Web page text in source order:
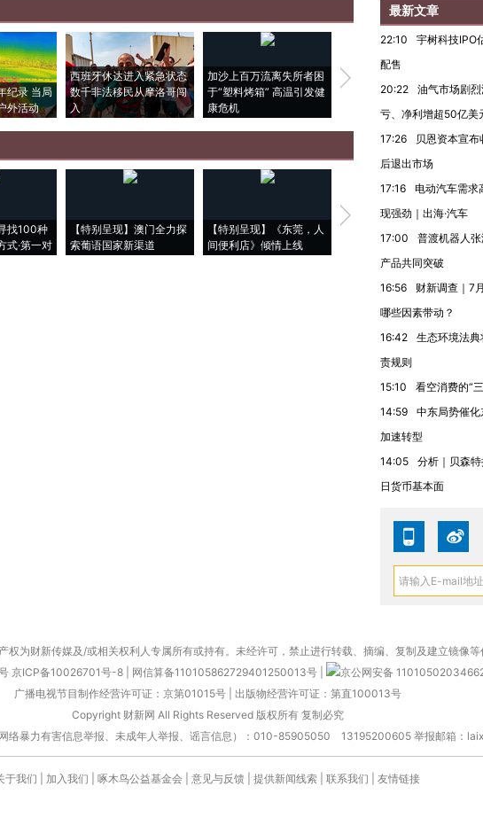
纪录 当局
外活动
西班牙休达进入紧急状态
数千非法移民从摩洛哥闯
入
加沙上百万流离失所者困
于“塑料烤箱” 高温引发健
康危机
视线｜HYROX的吸金
术：是什么让中产们甘
心“花钱找虐”？
找100种
式·第一对
【特别呈现】澳门全力探
索葡语国家新渠道
【特别呈现】《东莞，人
间便利店》倾情上线
【推广】走进第四届链博
会，让数智科技“链”接产
最新文章
22:10
宇树科技IPO
配售
20:22
油气市场剧
亏、净利增超50亿美
17:26
贝恩资本宣
后退出市场
17:16
电动汽车需求
现强劲｜出海·汽车
17:00
普渡机器人
产品共同突破
16:56
财新调查｜7
哪些因素带动？
16:42
生态环境法
责规则
15:10
看空消费的“
14:59
中东局势催
加速转型
14:05
分析｜贝森
日货币基本面
权为财新传媒及/或相关权利人专属所有或持有。未经许可，禁止进行转载、摘编、复制及建立镜像等
京ICP备10026701号-8 网信算备110105862729401250013号
京公网安备
广播电视节目制作经营许可证：京第01015号| 出版物经营许可证：第直100013号
Copyright 财新网 All Rights Reserved 版权所有 复制必究
络暴力有害信息举报、未成年人举报、谣言信息）：010-85905050 13195200605 举报邮箱：
于我们 加入我们 啄木鸟公益基金会 意见与反馈 提供新闻线索 联系我们 友情链接